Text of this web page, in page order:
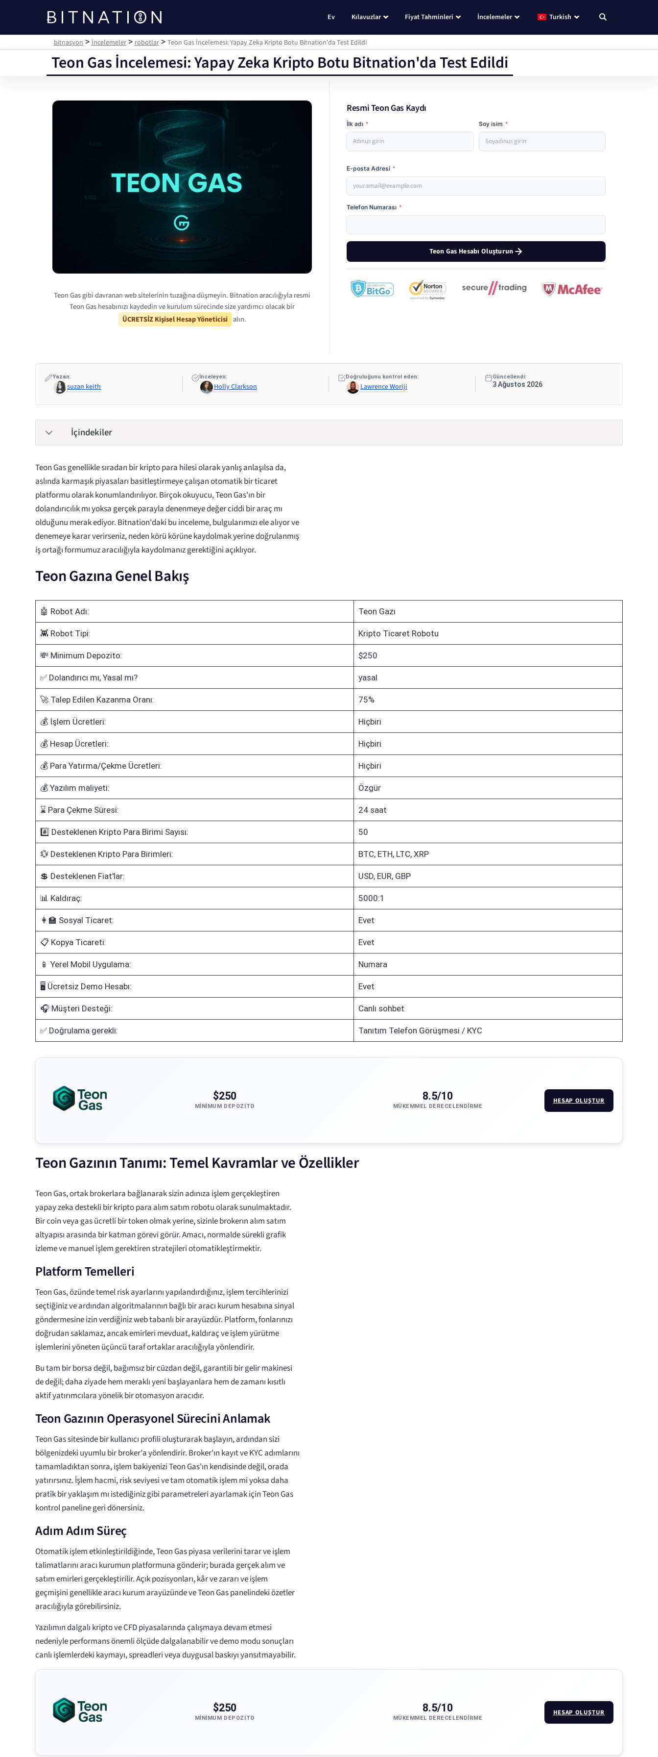
bitnasyon
Ev Kılavuzlar Fiyat Tahminleri İncelemeler Turkish
bitnasyon >İncelemeler>robotlar> Teon Gas İncelemesi: Yapay Zeka Kripto Botu Bitnation'da Test Edildi
Teon Gas İncelemesi: Yapay Zeka Kripto Botu Bitnation'da Test Edildi
Teon Gas gibi davranan web sitelerinin tuzağına düşmeyin. Bitnation aracılığıyla resmi
Teon Gas hesabınızı kaydedin ve kurulum sürecinde size yardımcı olacak bir
ÜCRETSİZ Kişisel Hesap Yöneticisi alın.
Resmi Teon Gas Kaydı
İlk adı * Soy isim *
E-posta Adresi *
Telefon Numarası *
Teon Gas Hesabı Oluşturun
Yazan:
suzan keith
İnceleyen:
Holly Clarkson
Doğruluğunu kontrol eden:
Lawrence Woriji
Güncellendi:
3 Ağustos 2026
İçindekiler
Teon Gas genellikle sıradan bir kripto para hilesi olarak yanlış anlaşılsa da,
aslında karmaşık piyasaları basitleştirmeye çalışan otomatik bir ticaret
platformu olarak konumlandırılıyor. Birçok okuyucu, Teon Gas'ın bir
dolandırıcılık mı yoksa gerçek parayla denenmeye değer ciddi bir araç mı
olduğunu merak ediyor. Bitnation'daki bu inceleme, bulgularımızı ele alıyor ve
denemeye karar verirseniz, neden körü körüne kaydolmak yerine doğrulanmış
iş ortağı formumuz aracılığıyla kaydolmanız gerektiğini açıklıyor.
Teon Gazına Genel Bakış
🤖 Robot Adı: Teon Gazı
👾 Robot Tipi: Kripto Ticaret Robotu
💸 Minimum Depozito: $250
✅ Dolandırıcı mı, Yasal mı? yasal
🚀 Talep Edilen Kazanma Oranı: 75%
💰 İşlem Ücretleri: Hiçbiri
💰 Hesap Ücretleri: Hiçbiri
💰 Para Yatırma/Çekme Ücretleri: Hiçbiri
💰 Yazılım maliyeti: Özgür
⌛ Para Çekme Süresi: 24 saat
#️⃣ Desteklenen Kripto Para Birimi Sayısı: 50
💱 Desteklenen Kripto Para Birimleri: BTC, ETH, LTC, XRP
💲 Desteklenen Fiat'lar: USD, EUR, GBP
📊 Kaldıraç: 5000:1
👩‍🏫 Sosyal Ticaret: Evet
📋 Kopya Ticareti: Evet
📱 Yerel Mobil Uygulama: Numara
🖥️ Ücretsiz Demo Hesabı: Evet
🎧 Müşteri Desteği: Canlı sohbet
✅ Doğrulama gerekli: Tanıtım Telefon Görüşmesi / KYC
$250
MINIMUM DEPOZITO
8.5/10
MÜKEMMEL DERECELENDIRME
HESAP OLUŞTUR
Teon Gazının Tanımı: Temel Kavramlar ve Özellikler
Teon Gas, ortak brokerlara bağlanarak sizin adınıza işlem gerçekleştiren
yapay zeka destekli bir kripto para alım satım robotu olarak sunulmaktadır.
Bir coin veya gas ücretli bir token olmak yerine, sizinle brokerın alım satım
altyapısı arasında bir katman görevi görür. Amacı, normalde sürekli grafik
izleme ve manuel işlem gerektiren stratejileri otomatikleştirmektir.
Platform Temelleri
Teon Gas, özünde temel risk ayarlarını yapılandırdığınız, işlem tercihlerinizi
seçtiğiniz ve ardından algoritmalarının bağlı bir aracı kurum hesabına sinyal
göndermesine izin verdiğiniz web tabanlı bir arayüzdür. Platform, fonlarınızı
doğrudan saklamaz, ancak emirleri mevduat, kaldıraç ve işlem yürütme
işlemlerini yöneten üçüncü taraf ortaklar aracılığıyla yönlendirir.
Bu tam bir borsa değil, bağımsız bir cüzdan değil, garantili bir gelir makinesi
de değil; daha ziyade hem meraklı yeni başlayanlara hem de zamanı kısıtlı
aktif yatırımcılara yönelik bir otomasyon aracıdır.
Teon Gazının Operasyonel Sürecini Anlamak
Teon Gas sitesinde bir kullanıcı profili oluşturarak başlayın, ardından sizi
bölgenizdeki uyumlu bir broker'a yönlendirir. Broker'ın kayıt ve KYC adımlarını
tamamladıktan sonra, işlem bakiyenizi Teon Gas'ın kendisinde değil, orada
yatırırsınız. İşlem hacmi, risk seviyesi ve tam otomatik işlem mi yoksa daha
pratik bir yaklaşım mı istediğiniz gibi parametreleri ayarlamak için Teon Gas
kontrol paneline geri dönersiniz.
Adım Adım Süreç
Otomatik işlem etkinleştirildiğinde, Teon Gas piyasa verilerini tarar ve işlem
talimatlarını aracı kurumun platformuna gönderir; burada gerçek alım ve
satım emirleri gerçekleştirilir. Açık pozisyonları, kâr ve zararı ve işlem
geçmişini genellikle aracı kurum arayüzünde ve Teon Gas panelindeki özetler
aracılığıyla görebilirsiniz.
Yazılımın dalgalı kripto ve CFD piyasalarında çalışmaya devam etmesi
nedeniyle performans önemli ölçüde dalgalanabilir ve demo modu sonuçları
canlı işlemlerdeki kaymayı, spreadleri veya duygusal baskıyı yansıtmayabilir.
$250
MINIMUM DEPOZITO
8.5/10
MÜKEMMEL DERECELENDIRME
HESAP OLUŞTUR